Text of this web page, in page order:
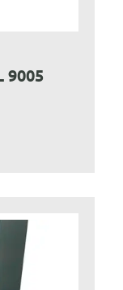
9005